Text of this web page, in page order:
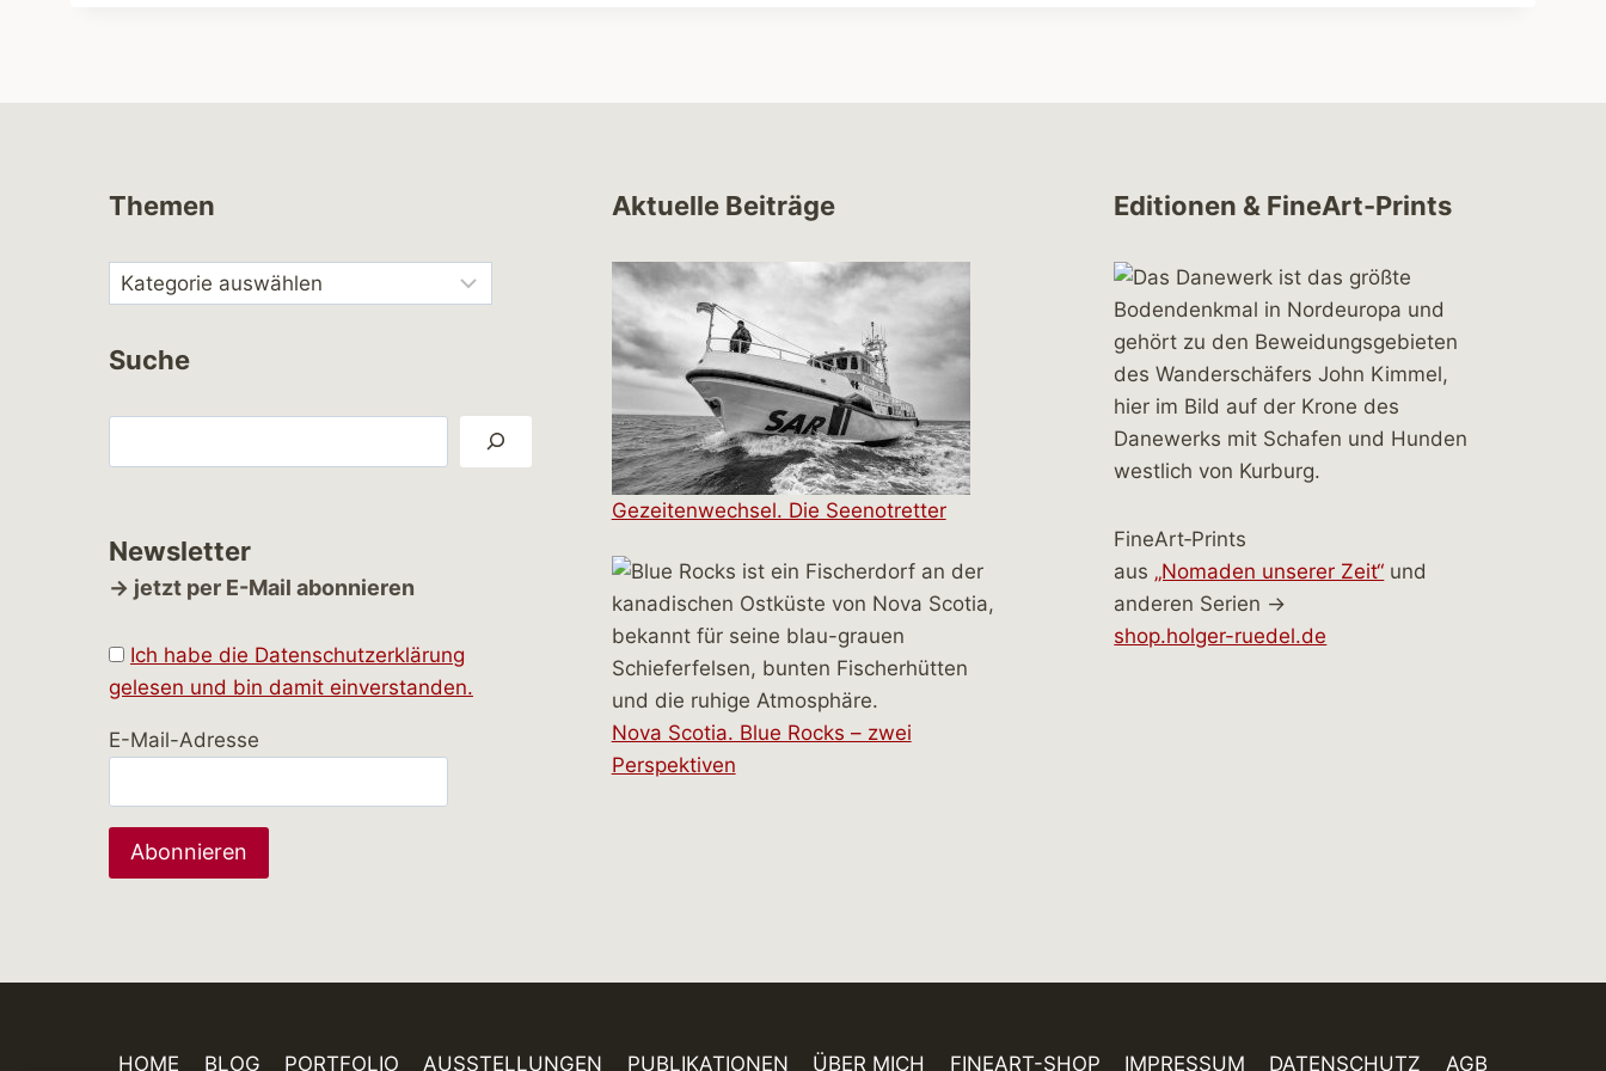
Themen
Suche
Newsletter
→ jetzt per E-Mail abonnieren
Ich habe die Datenschutzerklärung
gelesen und bin damit einverstanden.
E-Mail-Adresse
Aktuelle Beiträge
Gezeitenwechsel. Die Seenotretter
Nova Scotia. Blue Rocks – zwei
Perspektiven
Editionen & FineArt-Prints
FineArt‑Prints
aus „Nomaden unserer Zeit“ und
anderen Serien →
shop.holger-ruedel.de
HOME BLOG PORTFOLIO AUSSTELLUNGEN PUBLIKATIONEN ÜBER MICH FINEART-SHOP IMPRESSUM DATENSCHUTZ AGB